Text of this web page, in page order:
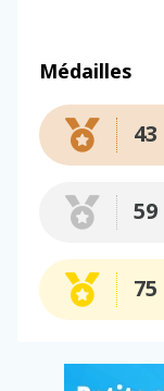
Médailles
43
59
75